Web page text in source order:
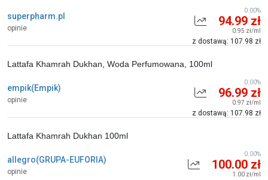
superpharm.pl
opinie 94.99 zł
0.95 zł/ml
z dostawą: 107.98 zł
0.00%
empik(Empik)
opinie
Lattafa Khamrah Dukhan, Woda Perfumowana, 100ml
96.99 zł
0.97 zł/ml
z dostawą: 107.98 zł
0.00%
allegro(GRUPA-EUFORIA)
opinie
Lattafa Khamrah Dukhan 100ml
100.00 zł
1.00 zł/ml
0.00%